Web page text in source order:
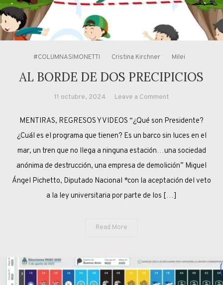
#COLUMNASIMONETTI Cristina Kirchner Milei
AL BORDE DE DOS PRECIPICIOS
11 octubre, 2024 Leave a Commenton
BORDE
DE
MENTIRAS, REGRESOS Y VIDEOS “¿Qué son Presidente?
¿Cuál es el programa que tienen? Es un barco sin luces en el
mar, un tren que no llega a ninguna estación…una sociedad
anónima de destrucción, una empresa de demolición” Miguel
Ángel Pichetto, Diputado Nacional *con la aceptación del veto
a la ley universitaria por parte de los […]
Read More